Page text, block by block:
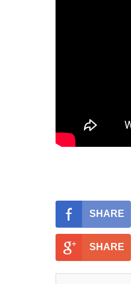
SHARE
SHARE